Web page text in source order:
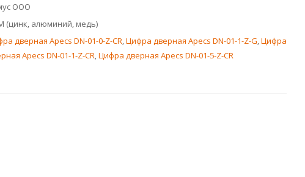
ООО
(цинк, алюминий, медь)
дверная Apecs DN-01-0-Z-CR,Цифра дверная Apecs DN-01-1-Z-G,Цифра
Apecs DN-01-1-Z-CR,Цифра дверная Apecs DN-01-5-Z-CR